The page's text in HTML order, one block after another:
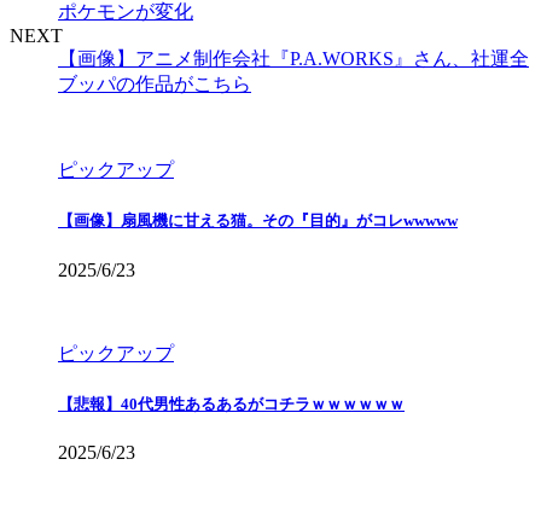
ポケモンが変化
NEXT
【画像】アニメ制作会社『P.A.WORKS』さん、社運全
ブッパの作品がこちら
ピックアップ
【画像】扇風機に甘える猫。その『目的』がコレwwwww
2025/6/23
ピックアップ
【悲報】40代男性あるあるがコチラｗｗｗｗｗｗ
2025/6/23